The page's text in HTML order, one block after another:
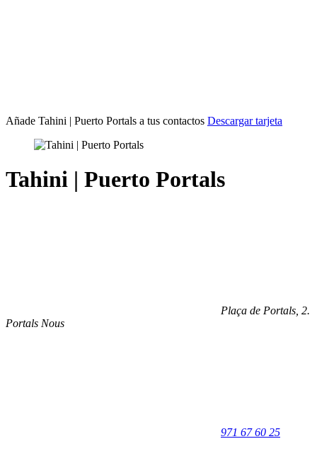
Añade Tahini | Puerto Portals a tus contactos Descargar tarjeta
Tahini | Puerto Portals
Plaça de Portals, 2.
Portals Nous
971 67 60 25